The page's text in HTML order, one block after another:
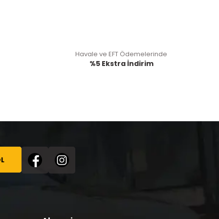
Havale ve EFT Ödemelerinde
%5 Ekstra İndirim